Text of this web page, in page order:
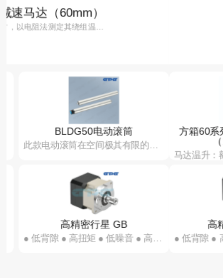
ZYJ220-53-222 永磁直流
方箱60系列无刷直流减速电机
（15W 25W）
高精密行星 GBF
● 低背隙 ● 高扭矩 ● 低噪音 ● 高效率（…